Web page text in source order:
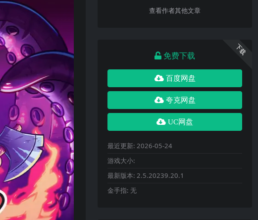
查看作者其他文章
下载
免费下载
百度网盘
夸克网盘
UC网盘
最近更新: 2026-05-24
游戏大小:
最新版本: 2.5.20239.20.1
金手指: 无